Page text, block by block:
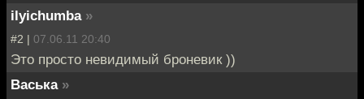
ilyichumba »
#2 | 07.06.11 20:40
Это просто невидимый броневик ))
Васька »